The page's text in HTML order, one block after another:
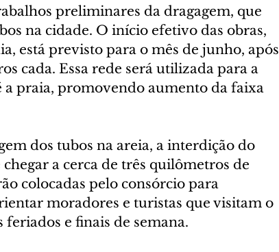
preliminares da dragagem, que
na cidade. O início efetivo das obras,
está previsto para o mês de junho, após
cada. Essa rede será utilizada para a
a praia, promovendo aumento da faixa
dos tubos na areia, a interdição do
a cerca de três quilômetros de
colocadas pelo consórcio para
moradores e turistas que visitam o
e finais de semana.